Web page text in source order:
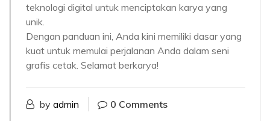
teknologi digital untuk menciptakan karya yang
unik.
Dengan panduan ini, Anda kini memiliki dasar yang
kuat untuk memulai perjalanan Anda dalam seni
grafis cetak. Selamat berkarya!
by admin 0 Comments